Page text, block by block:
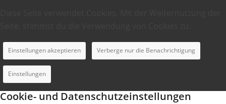
Einstellungen akzeptieren Verberge nur die Benachrichtigung
Einstellungen
Cookie- und Datenschutzeinstellungen